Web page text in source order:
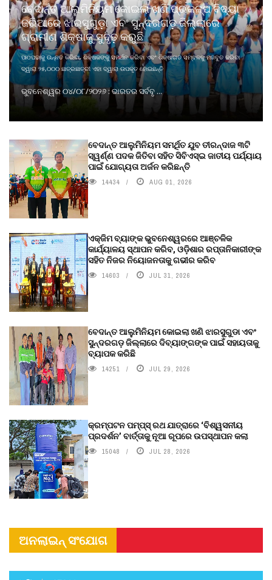
ବେଦାନ୍ତ ଆଲୁମିନିୟମ କୋଇଲା ଖଣି ପ୍ରକଳ୍ପ ବିଦ୍ୟା
ଜରିଆରେ ଝାରସୁଗୁଡ଼ା ଏବଂ ସୁନ୍ଦରଗଡ଼ ଜିଲ୍ଲାରେ
ଗ୍ରାମୀଣ ଶିକ୍ଷାକୁ ସୁଦୃଢ଼ କରୁଛି
ପାଠପଢାକୁ ଉନ୍ନତ କରିବା, ଶିକ୍ଷକଙ୍କୁ ସମର୍ଥନ କରିବା ଏବଂ ଶିକ୍ଷାଗତ ସମ୍ବଳକୁ ମଜବୁତ କରିବା
ଦ୍ୱାରା ୨୫,୦୦୦ ଛାତ୍ରଛାତ୍ରୀ ଏହା ଦ୍ୱାରା ଉପକୃତ ହୋଇଛନ୍ତି
ଭୁବନେଶ୍ୱର ୦୪/୦୮/୨୦୨୬ : ଭାରତର ସର୍ବବୃ ...
ବେଦାନ୍ତ ଆଲୁମିନିୟମ ସମର୍ଥିତ ଯୁବ ତୀରନ୍ଦାଜ ୩ଟି
ସ୍ୱର୍ଣ୍ଣ ପଦକ ଜିତିବା ସହିତ ସିବିଏସ୍ଇ ଜାତୀୟ ପର୍ଯ୍ୟାୟ
ପାଇଁ ଯୋଗ୍ୟତା ଅର୍ଜନ କରିଛନ୍ତି
14434 AUG 01, 2026
ଏକ୍ଜିମ ବ୍ୟାଙ୍କ ଭୁବନେଶ୍ୱରରେ ଆଞ୍ଚଳିକ
କାର୍ଯ୍ୟାଳୟ ସ୍ଥାପନ କରିବ, ଓଡ଼ିଶାର ରପ୍ତାନିକାରୀଙ୍କ
ସହିତ ନିଜର ନିୟୋଜନତାକୁ ଗଭୀର କରିବ
14603 JUL 31, 2026
ବେଦାନ୍ତ ଆଲୁମିନିୟମ କୋଇଲା ଖଣି ଝାରସୁଗୁଡା ଏବଂ
ସୁନ୍ଦରଗଡ଼ ଜିଲ୍ଲାରେ ଦିବ୍ୟାଙ୍ଗଙ୍କ ପାଇଁ ସହାୟତାକୁ
ବ୍ୟାପକ କରିଛି
14251 JUL 29, 2026
କ୍ରମ୍ପଟନ ପମ୍ପ୍‌ସ୍‌ ରଥ ଯାତ୍ରାରେ ‘ବିଶ୍ୱସନୀୟ
ପ୍ରଦର୍ଶନ’ ବାର୍ତ୍ତାକୁ ନୂଆ ରୂପରେ ଉପସ୍ଥାପନ କଲା
15048 JUL 28, 2026
ଅନଲାଇନ୍ ସଂଯୋଗ